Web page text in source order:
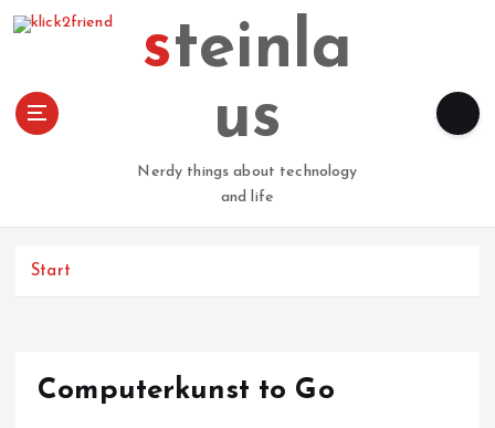
steinla
us
Nerdy things about technology
and life
Start
Computerkunst to Go